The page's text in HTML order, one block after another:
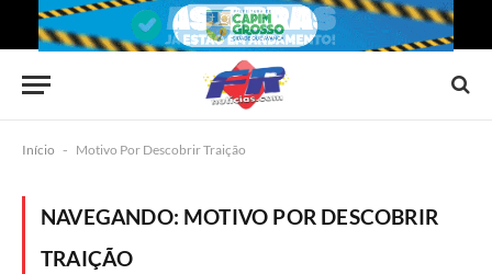
Início - Motivo Por Descobrir Traição
NAVEGANDO: MOTIVO POR DESCOBRIR
TRAIÇÃO